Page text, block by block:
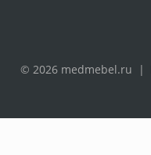
© 2026 medmebel.ru |